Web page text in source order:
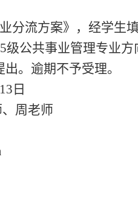
分流方案》，经学生
级公共事业管理专业
。逾期不予受理。
日
周老师